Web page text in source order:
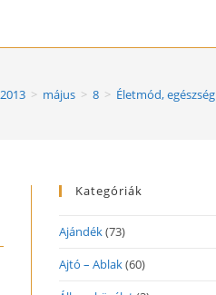
2013 > május > 8 > Életmód, egészség
Kategóriák
Ajándék(73)
Ajtó – Ablak(60)